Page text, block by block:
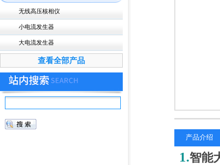
产品介绍
1.智能
无线高压核相仪
小电流发生器
大电流发生器
查看全部产品